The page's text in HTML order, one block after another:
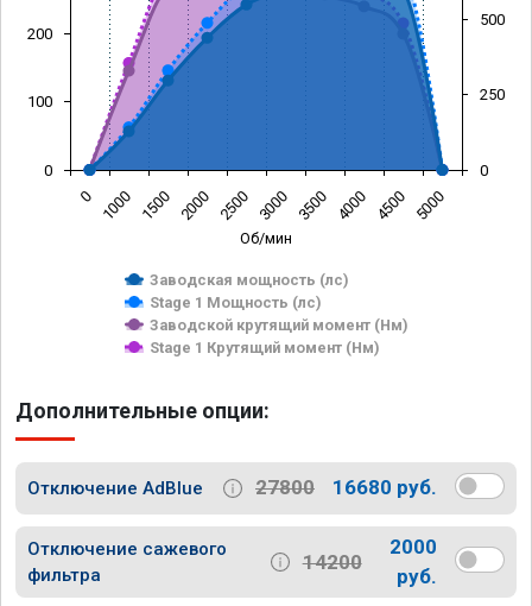
Об/мин
Заводская мощность (лс)
Stage 1 Мощность (лс)
Заводской крутящий момент (Нм)
Stage 1 Крутящий момент (Нм)
0 1000 1500 2000 2500 3000 3500 4000 4500 5000
0
100
200
0
250
500
Дополнительные опции:
Отключение AdBlue 27800 16680 руб.
Отключение сажевого
фильтра
14200
2000
руб.